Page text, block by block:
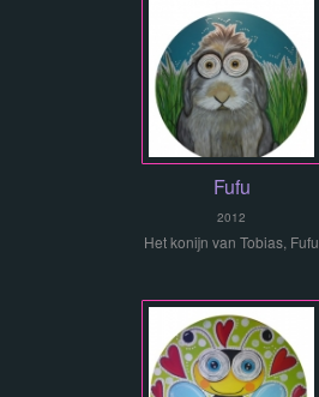
Fufu
2012
Het konijn van Tobias, Fufu